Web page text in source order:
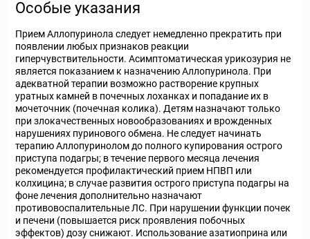
Особые указания
Прием Аллопуринола следует немедленно прекратить при
появлении любых признаков реакции
гиперчувствительности. Асимптоматическая урикозурия не
является показанием к назначению Аллопуринола. При
адекватной терапии возможно растворение крупных
уратных камней в почечных лоханках и попадание их в
мочеточник (почечная колика). Детям назначают только
при злокачественных новообразованиях и врожденных
нарушениях пуринового обмена. Не следует начинать
терапию Аллопуринолом до полного купирования острого
приступа подагры; в течение первого месяца лечения
рекомендуется профилактический прием НПВП или
колхицина; в случае развития острого приступа подагры на
фоне лечения дополнительно назначают
противовоспалительные ЛС. При нарушении функции почек
и печени (повышается риск проявления побочных
эффектов) дозу снижают. Использование азатиоприна или